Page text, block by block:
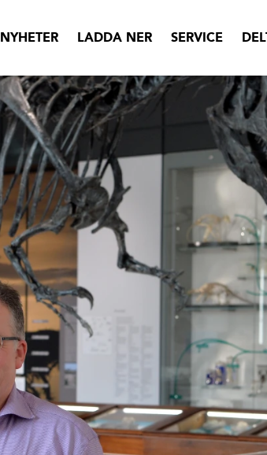
NYHETER LADDA NER SERVICE